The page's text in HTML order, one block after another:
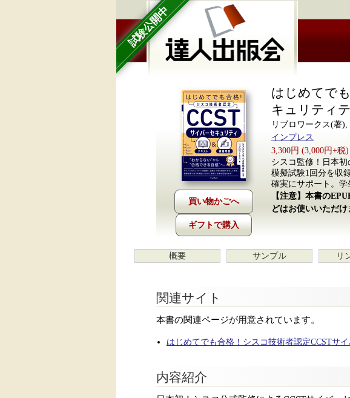
試験公開中
ギフトで購入
はじめてで
キュリティ
リブロワークス(著
インプレス
3,300円 (3,000円+税)
シスコ監修！日本
模擬試験1回分を収
確実にサポート。学
【注意】本書の
どはお使いいただ
概要 サンプル リ
関連サイト
本書の関連ページが用意されています。
はじめてでも合格！シスコ技術者認定CCSTサ
内容紹介